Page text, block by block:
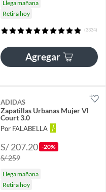
Llega mañana
Retira hoy
(3334)
Agregar
ADIDAS
Zapatillas Urbanas Mujer Vl
Court 3.0
Por FALABELLA
S/ 207.20 -20%
S/ 259
Llega mañana
Retira hoy